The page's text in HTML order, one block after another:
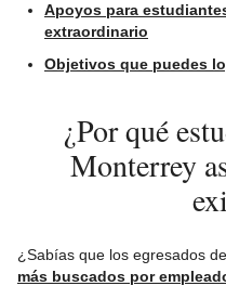
Apoyos para
extraordinario
Objetivos que puedes
¿Por qué
Monterrey
¿Sabías que los egresados
más buscados por